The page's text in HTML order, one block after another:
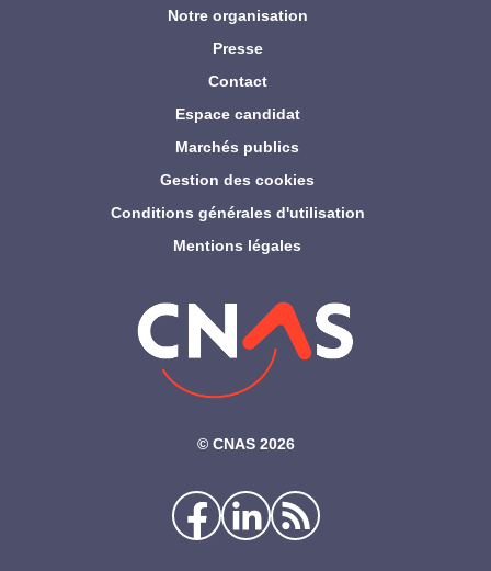
©‎ CNAS 2026
Notre organisation
Presse
Contact
Espace candidat
Marchés publics
Gestion des cookies
Conditions générales d'utilisation
Mentions légales